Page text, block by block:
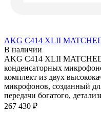
AKG C414 XLII
В наличии
AKG C414 XLII
конденсаторных
комплект из двух
микрофонов, созданный
передачи богатого,
267 430 ₽